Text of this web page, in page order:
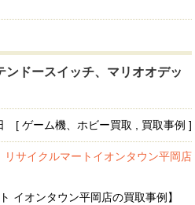
ドースイッチ、マリオオデッ
[ ゲーム機、ホビー買取 , 買取事例 ]
リサイクルマートイオンタウン平岡店
イオンタウン平岡店の買取事例】